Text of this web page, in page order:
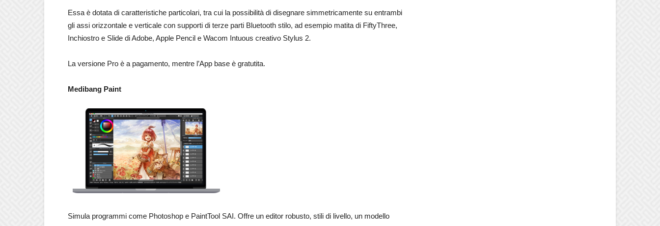
Essa è dotata di caratteristiche particolari, tra cui la possibilità di disegnare simmetricamente su entrambi
gli assi orizzontale e verticale con supporti di terze parti Bluetooth stilo, ad esempio matita di FiftyThree,
Inchiostro e Slide di Adobe, Apple Pencil e Wacom Intuous creativo Stylus 2.
La versione Pro è a pagamento, mentre l’App base è gratutita.
Medibang Paint
Simula programmi come Photoshop e PaintTool SAI. Offre un editor robusto, stili di livello, un modello